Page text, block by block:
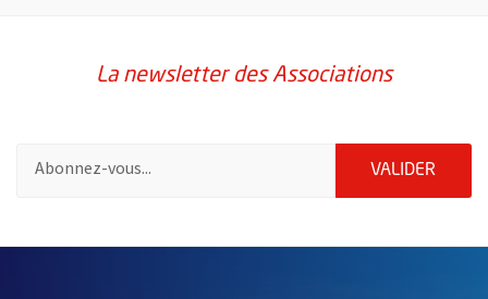
La newsletter des Associations
VALIDER